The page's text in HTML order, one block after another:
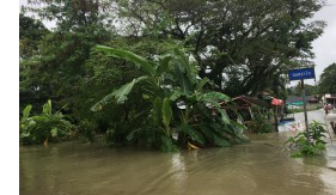
for: